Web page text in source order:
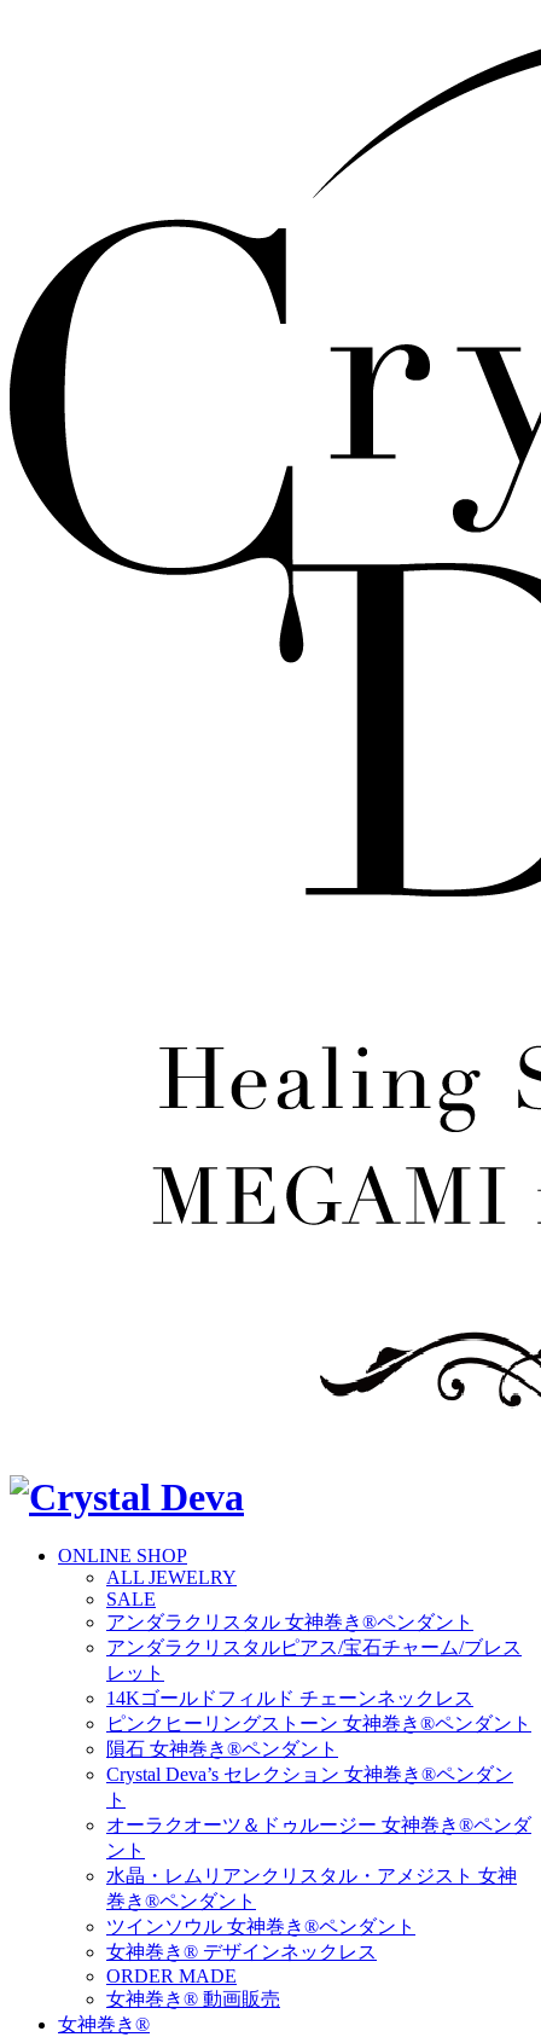
ONLINE SHOP
ALL JEWELRY
SALE
アンダラクリスタル 女神巻き®ペンダント
アンダラクリスタルピアス/宝石チャーム/ブレス
レット
14Kゴールドフィルド チェーンネックレス
ピンクヒーリングストーン 女神巻き®ペンダント
隕石 女神巻き®ペンダント
Crystal Deva’s セレクション 女神巻き®ペンダン
ト
オーラクオーツ＆ドゥルージー 女神巻き®ペンダ
ント
水晶・レムリアンクリスタル・アメジスト 女神
巻き®ペンダント
ツインソウル 女神巻き®ペンダント
女神巻き® デザインネックレス
ORDER MADE
女神巻き® 動画販売
女神巻き®